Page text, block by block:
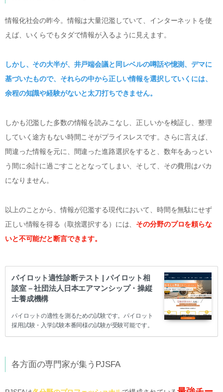
情報化社会の昨今。情報は大量氾濫していて、インターネットを使
えば、いくらでもタダで情報が入るように見えます。
しかし、その大半が、井戸端会議と同レベルの噂話や憶測、デマに
基づいたもので、それらの中から正しい情報を選択していくには、
余程の知識や経験がないと太刀打ちできません。
しかも氾濫した多数の情報を読みこなし、正しいかを検証し、整理
していく途方もない時間こそがプライスレスです。さらに言えば、
間違った情報を元に、間違った進路選択をすると、数年をあっとい
う間に余計に過ごすこととなってしまい、そして、その費用はバカ
になりません。
以上のことから、情報が氾濫する現代において、時間を無駄にせず
正しい情報を得る（取捨選択する）には、 その分野のプロを頼らな
いと不可能だと断言できます。
パイロット適性診断テスト | パイロット相
談室 – 社団法人日本エアマンシップ・操縦
士養成機構
パイロットの適性を測るための試験です。パイロット
採用試験・入学試験本番同様の試験が受験可能です。
各方面の専門家が集うPJSFA